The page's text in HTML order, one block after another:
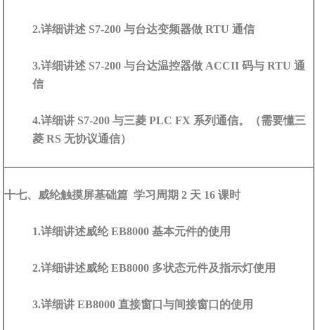
2.详细讲述 S7-200 与台达变频器做 RTU 通信
3.详细讲述 S7-200 与台达温控器做 ACCII 码与 RTU 通
信
4.详细讲 S7-200 与三菱 PLC FX 系列通信。（需要懂三
菱 RS 无协议通信）
十七、威纶触摸屏基础篇 学习周期 2 天 16 课时
1.详细讲述威纶 EB8000 基本元件的使用
2.详细讲述威纶 EB8000 多状态元件及指示灯使用
3.详细讲 EB8000 直接窗口与间接窗口的使用